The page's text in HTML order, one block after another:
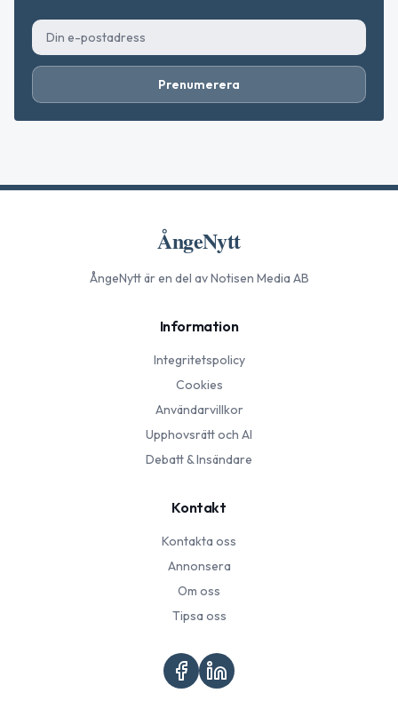
Prenumerera
ÅngeNytt
ÅngeNyttär en del av Notisen Media AB
Information
Integritetspolicy
Cookies
Användarvillkor
Upphovsrätt och AI
Debatt & Insändare
Kontakt
Kontakta oss
Annonsera
Om oss
Tipsa oss